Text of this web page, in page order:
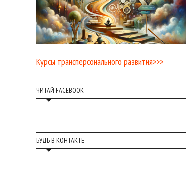
Курсы трансперсонального развития>>>
ЧИТАЙ FACEBOOK
БУДЬ В КОНТАКТЕ